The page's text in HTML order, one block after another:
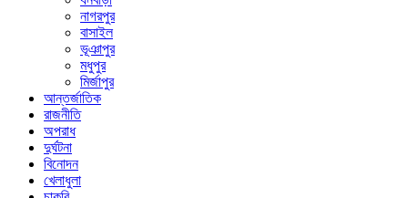
নাগরপুর
বাসাইল
ভূঞাপুর
মধুপুর
মির্জাপুর
আন্তর্জাতিক
রাজনীতি
অপরাধ
দুর্ঘটনা
বিনোদন
খেলাধুলা